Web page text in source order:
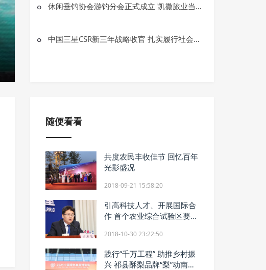
休闲垂钓协会游钓分会正式成立 凯撒旅业当选首届会长单位
中国三星CSR新三年战略收官 扎实履行社会责任
随便看看
共度农民丰收佳节 回忆百年
光影盛况
2018-09-21 15:58:20
引高科技人才、开展国际合
作 首个农业综合试验区要这
2018-10-30 23:22:50
践行“千万工程” 助推乡村振
兴 祁县酥梨品牌“梨”动南昌